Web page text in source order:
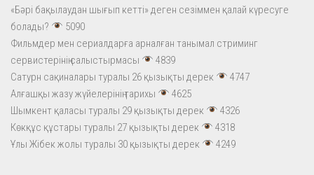
«Бәрі бақылаудан шығып кетті» деген сезіммен қалай күресуге
болады?
5090
Фильмдер мен сериалдарға арналған танымал стриминг
сервистерінің салыстырмасы
4839
Сатурн сақиналары туралы 26 қызықты дерек
4747
Алғашқы жазу жүйелерінің тарихы
4625
Шымкент қаласы туралы 29 қызықты дерек
4326
Көкқұс құстары туралы 27 қызықты дерек
4318
Ұлы Жібек жолы туралы 30 қызықты дерек
4249